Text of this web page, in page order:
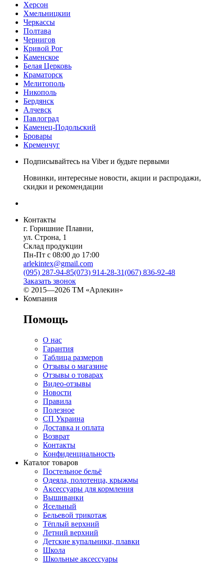
Херсон
Хмельницкии
Черкассы
Полтава
Чернигов
Кривой Рог
Каменское
Белая Церковь
Краматорск
Мелитополь
Никополь
Бердянск
Алчевск
Павлоград
Каменец-Подольский
Бровары
Кременчуг
Подписывайтесь на Viber и будьте первыми
Новинки, интересные новости, акции и распродажи,
скидки и рекомендации
Контакты
г. Горишние Плавни,
ул. Строна, 1
Склад продукции
Пн-Пт с 08:00 до 17:00
arlekintex@gmail.com
(095) 287-94-85(073) 914-28-31(067) 836-92-48
Заказать звонок
© 2015—2026 ТМ «Арлекин»
Компания
Помощь
О нас
Гарантия
Таблица размеров
Отзывы о магазине
Отзывы о товарах
Видео-отзывы
Новости
Правила
Полезное
СП Украина
Доставка и оплата
Возврат
Контакты
Конфиденциальность
Каталог товаров
Постельное бельё
Одеяла, полотенца, крыжмы
Аксессуары для кормления
Вышиванки
Ясельный
Бельевой трикотаж
Тёплый верхний
Летний верхний
Детские купальники, плавки
Школа
Школьные аксессуары